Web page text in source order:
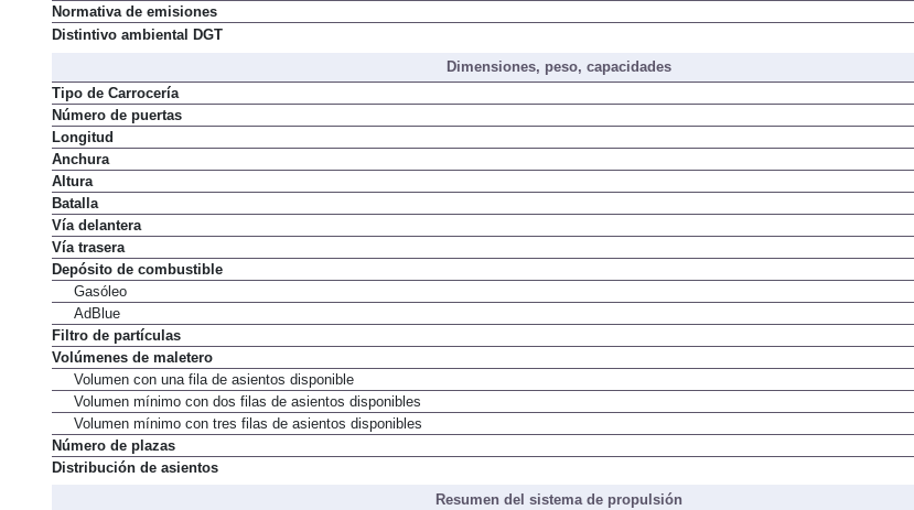
Normativa de emisiones
Distintivo ambiental DGT
Dimensiones, peso, capacidades
Tipo de Carrocería
Número de puertas
Longitud
Anchura
Altura
Batalla
Vía delantera
Vía trasera
Depósito de combustible
Gasóleo
AdBlue
Filtro de partículas
Volúmenes de maletero
Volumen con una fila de asientos disponible
Volumen mínimo con dos filas de asientos disponibles
Volumen mínimo con tres filas de asientos disponibles
Número de plazas
Distribución de asientos
Resumen del sistema de propulsión